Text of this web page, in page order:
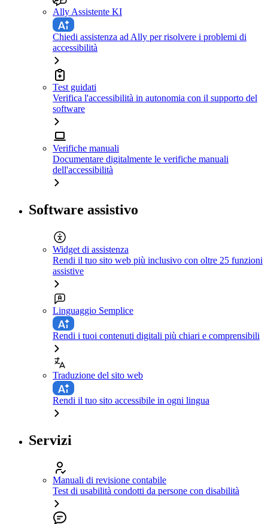
Ally Assistente KI
Chiedi assistenza ad Ally per risolvere i problemi di
accessibilità
Test guidati
Verifica l'accessibilità in autonomia con il supporto del
software
Verifiche manuali
Documentare digitalmente le verifiche manuali
dell'accessibilità
Software assistivo
Widget di assistenza
Rendi il tuo sito web più inclusivo con oltre 25 funzioni
assistive
Linguaggio Semplice
Rendi i tuoi contenuti digitali più chiari e comprensibili
Traduzione del sito web
Rendi il tuo sito accessibile in ogni lingua
Servizi
Manuali di revisione contabile
Test di usabilità condotti da persone con disabilità